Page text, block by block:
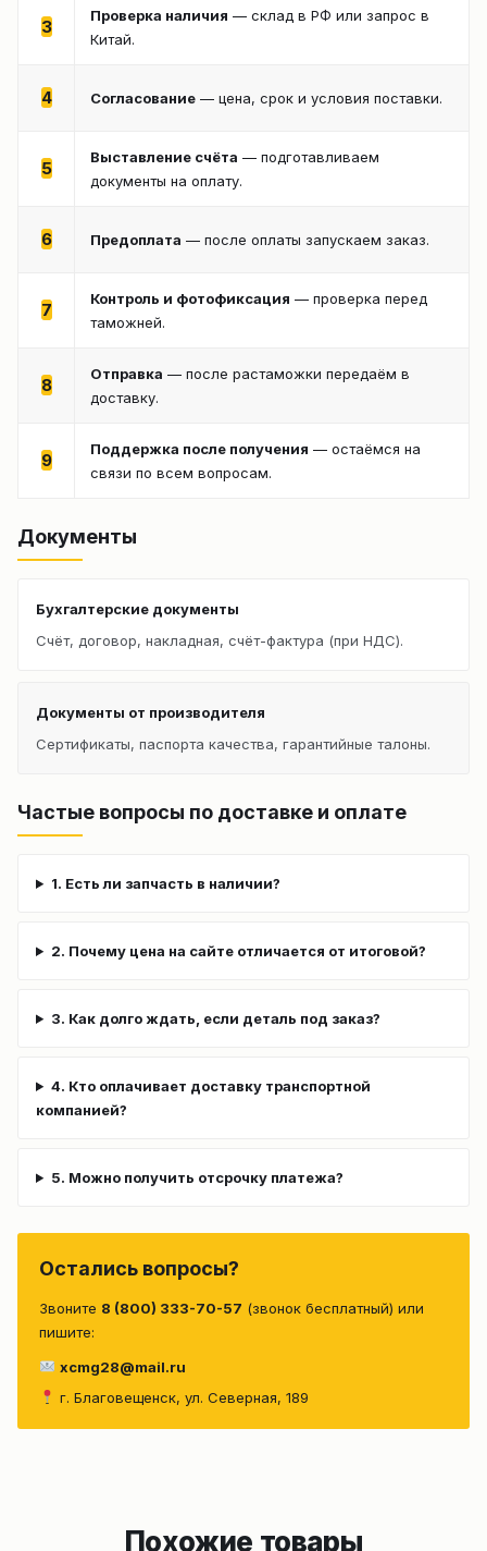
3
Проверка наличия — склад в РФ или запрос в
Китай.
4 Согласование — цена, срок и условия поставки.
5
Выставление счёта — подготавливаем
документы на оплату.
6 Предоплата — после оплаты запускаем заказ.
7
Контроль и фотофиксация — проверка перед
таможней.
8
Отправка — после растаможки передаём в
доставку.
9
Поддержка после получения — остаёмся на
связи по всем вопросам.
Документы
Бухгалтерские документы
Счёт, договор, накладная, счёт-фактура (при НДС).
Документы от производителя
Сертификаты, паспорта качества, гарантийные талоны.
Частые вопросы по доставке и оплате
1. Есть ли запчасть в наличии?
2. Почему цена на сайте отличается от итоговой?
3. Как долго ждать, если деталь под заказ?
4. Кто оплачивает доставку транспортной
компанией?
5. Можно получить отсрочку платежа?
Остались вопросы?
Звоните 8 (800) 333-70-57 (звонок бесплатный) или
пишите:
xcmg28@mail.ru
г. Благовещенск, ул. Северная, 189
Похожие товары